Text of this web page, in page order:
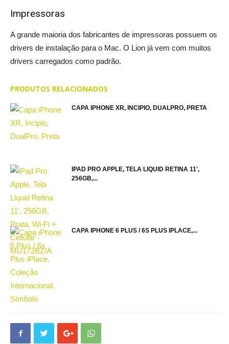
Impressoras
A grande maioria dos fabricantes de impressoras possuem os
drivers de instalação para o Mac. O Lion já vem com muitos
drivers carregados como padrão.
PRODUTOS RELACIONADOS
CAPA IPHONE XR, INCIPIO, DUALPRO, PRETA
IPAD PRO APPLE, TELA LIQUID RETINA 11',
256GB,...
CAPA IPHONE 6 PLUS / 6S PLUS IPLACE,...